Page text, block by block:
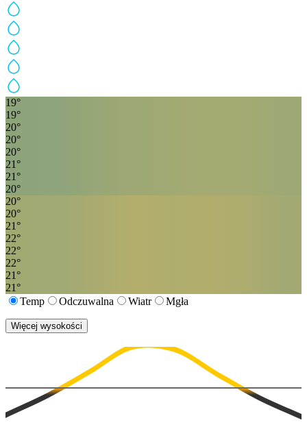
19°
19°
20°
20°
20°
21 °
21 °
20°
20°
20°
21 °
22°
22°
22°
21 °
21 °
Temp
Odczuwalna Wiatr Mgła
Więcej wysokości